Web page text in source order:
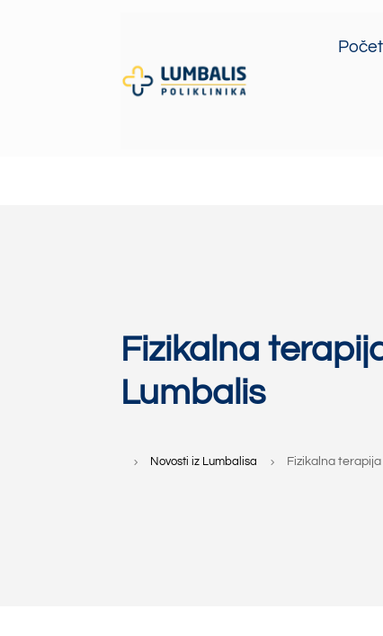
Fizikalna
Lumbalis
5 Novosti iz Lumbalisa 5 Fizikalna